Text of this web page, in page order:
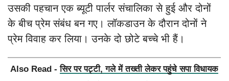
उसकी पहचान एक ब्यूटी पार्लर संचालिका से हुई और दोनों
के बीच प्रेम संबंध बन गए। लॉकडाउन के दौरान दोनों ने
प्रेम विवाह कर लिया। उनके दो छोटे बच्चे भी हैं।
Also Read -सिर पर पट्टी, गले में तख्ती लेकर पहुंचे सपा विधायक